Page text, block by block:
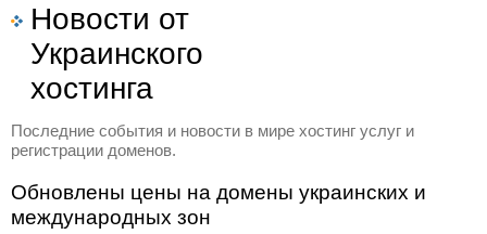
Новости от
Украинского
хостинга
Последние события и новости в мире хостинг услуг и
регистрации доменов.
Обновлены цены на домены украинских и
международных зон